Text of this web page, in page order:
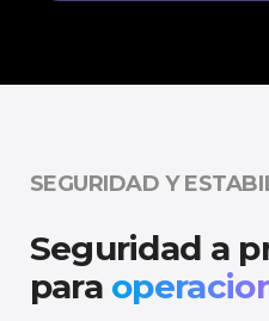
SEGURIDAD Y
Seguridad a
para